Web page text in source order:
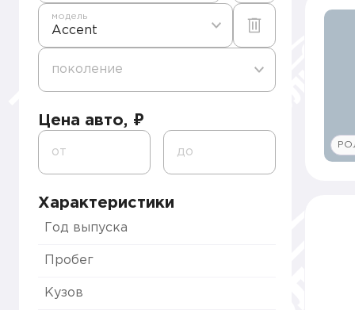
Accent
модель
поколение
Цена авто, ₽
от до
Характеристики
Год выпуска
Пробег
Кузов